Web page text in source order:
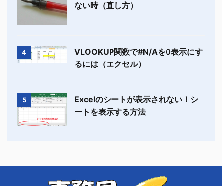
ない時（直し方）
4
VLOOKUP関数で#N/Aを0表示にす
るには（エクセル）
5
Excelのシートが表示されない！シ
ートを表示する方法